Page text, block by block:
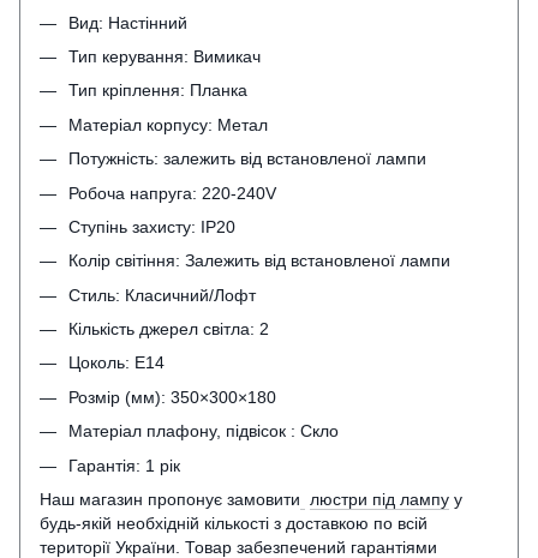
Вид: Настінний
Тип керування: Вимикач
Тип кріплення: Планка
Матеріал корпусу: Метал
Потужність: залежить від встановленої лампи
Робоча напруга: 220-240V
Ступінь захисту: IP20
Колір світіння: Залежить від встановленої лампи
Стиль: Класичний/Лофт
Кількість джерел світла: 2
Цоколь: Е14
Розмір (мм): 350×300×180
Матеріал плафону, підвісок : Скло
Гарантія: 1 рік
Наш магазин пропонує замовити
люстри під лампу у
будь-якій необхідній кількості з доставкою по всій
території України. Товар забезпечений гарантіями